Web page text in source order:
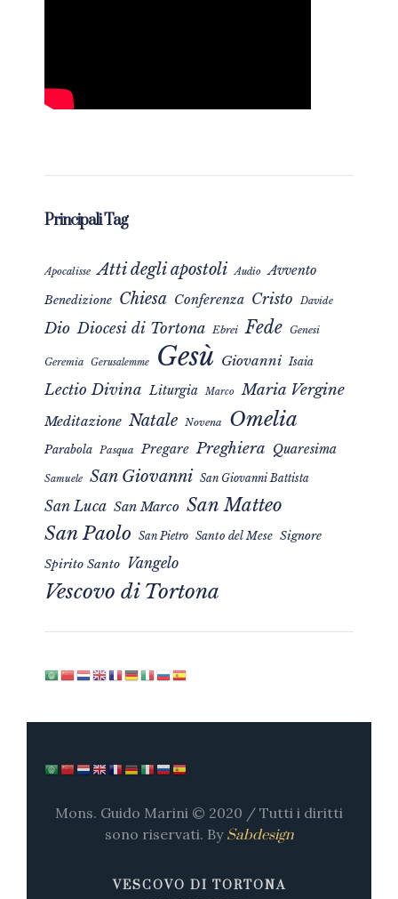
Principali Tag
Apocalisse Atti degli apostoli Audio Avvento
Benedizione Chiesa Conferenza Cristo Davide
Dio Diocesi di Tortona Ebrei Fede Genesi
Geremia Gerusalemme Gesù Giovanni Isaia
Lectio Divina Liturgia Marco Maria Vergine
Meditazione Natale Novena Omelia
Parabola Pasqua Pregare Preghiera Quaresima
Samuele San Giovanni San Giovanni Battista
San Luca San Marco San Matteo
San Paolo San Pietro Santo del Mese Signore
Spirito Santo Vangelo
Vescovo di Tortona
Mons. Guido Marini © 2020 / Tutti i diritti
sono riservati. By Sabdesign
VESCOVO DI TORTONA